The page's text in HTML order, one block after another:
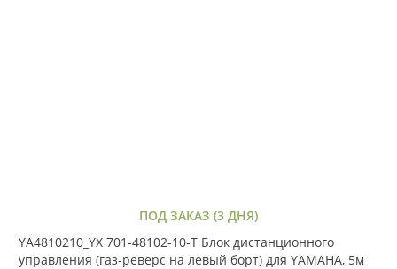
ПОД ЗАКАЗ (3 ДНЯ)
YA4810210_YX 701-48102-10-T Блок дистанционного
управления (газ-реверс на левый борт) для YAMAHA, 5м